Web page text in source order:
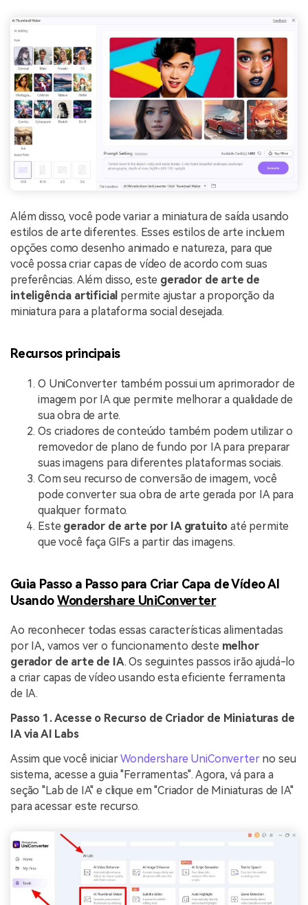
Além disso, você pode variar a miniatura de saída usando
estilos de arte diferentes. Esses estilos de arte incluem
opções como desenho animado e natureza, para que
você possa criar capas de vídeo de acordo com suas
preferências. Além disso, este gerador de arte de
inteligência artificial permite ajustar a proporção da
miniatura para a plataforma social desejada.
Recursos principais
O UniConverter também possui um aprimorador de
imagem por IA que permite melhorar a qualidade de
sua obra de arte.
Os criadores de conteúdo também podem utilizar o
removedor de plano de fundo por IA para preparar
suas imagens para diferentes plataformas sociais.
Com seu recurso de conversão de imagem, você
pode converter sua obra de arte gerada por IA para
qualquer formato.
Este gerador de arte por IA gratuito até permite
que você faça GIFs a partir das imagens.
Guia Passo a Passo para Criar Capa de Vídeo AI
UsandoWondershare UniConverter
Ao reconhecer todas essas características alimentadas
por IA, vamos ver o funcionamento deste melhor
gerador de arte de IA. Os seguintes passos irão ajudá-lo
a criar capas de vídeo usando esta eficiente ferramenta
de IA.
Passo 1. Acesse o Recurso de Criador de Miniaturas de
IA via AI Labs
Assim que você iniciarWondershare UniConverterno seu
sistema, acesse a guia "Ferramentas". Agora, vá para a
seção "Lab de IA" e clique em "Criador de Miniaturas de IA"
para acessar este recurso.